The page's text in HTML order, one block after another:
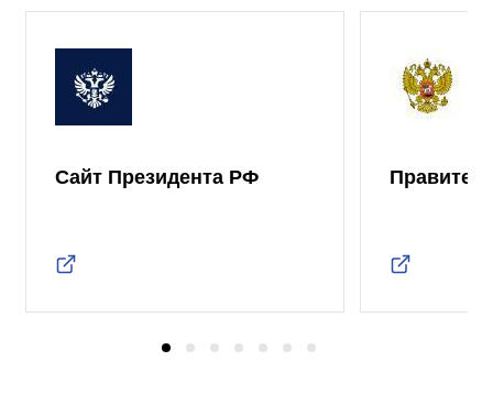
Сайт Президента РФ